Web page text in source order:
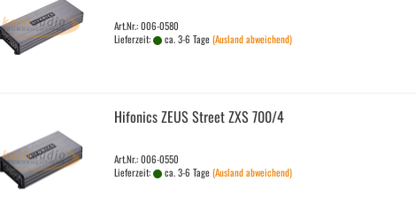
Art.Nr.: 006-0580
Lieferzeit:
ca. 3-6 Tage(Ausland abweichend)
Hi­fo­nics ZEUS Street ZXS 700/4
Art.Nr.: 006-0550
Lieferzeit:
ca. 3-6 Tage(Ausland abweichend)